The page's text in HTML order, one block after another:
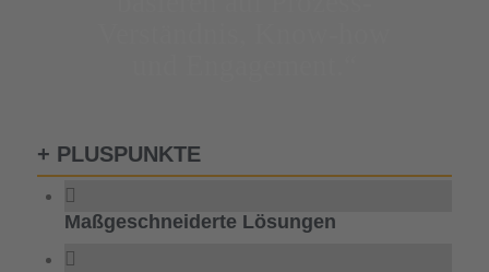
+ PLUSPUNKTE
Maßgeschneiderte Lösungen